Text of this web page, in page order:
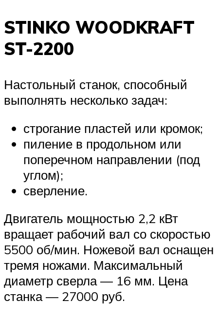
STINKO WOODKRAFT
ST-2200
Настольный станок, способный
выполнять несколько задач:
строгание пластей или кромок;
пиление в продольном или
поперечном направлении (под
углом);
сверление.
Двигатель мощностью 2,2 кВт
вращает рабочий вал со скоростью
5500 об/мин. Ножевой вал оснащен
тремя ножами. Максимальный
диаметр сверла — 16 мм. Цена
станка — 27000 руб.